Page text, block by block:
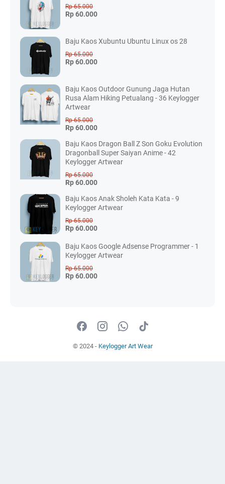
Rp 65.000
Rp 60.000
Baju Kaos Xubuntu Ubuntu Linux os 28
Rp 65.000
Rp 60.000
Baju Kaos Outdoor Gunung Jaga Hutan
Rusa Alam Hiking Petualang - 36 Keylogger
Artwear
Rp 65.000
Rp 60.000
Baju Kaos Dragon Ball Z Son Goku Evolution
Dragonball Super Saiyan Anime - 42
Keylogger Artwear
Rp 65.000
Rp 60.000
Baju Kaos Anak Sholeh Kata Kata - 9
Keylogger Artwear
Rp 65.000
Rp 60.000
Baju Kaos Google Adsense Programmer - 1
Keylogger Artwear
Rp 65.000
Rp 60.000
© 2024 - Keylogger Art Wear